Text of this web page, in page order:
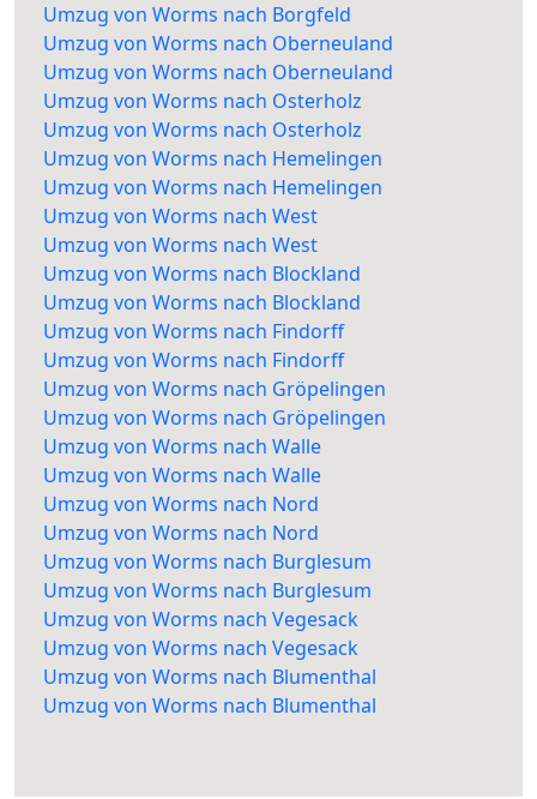
Umzug von Worms nach Borgfeld
Umzug von Worms nach Oberneuland
Umzug von Worms nach Oberneuland
Umzug von Worms nach Osterholz
Umzug von Worms nach Osterholz
Umzug von Worms nach Hemelingen
Umzug von Worms nach Hemelingen
Umzug von Worms nach West
Umzug von Worms nach West
Umzug von Worms nach Blockland
Umzug von Worms nach Blockland
Umzug von Worms nach Findorff
Umzug von Worms nach Findorff
Umzug von Worms nach Gröpelingen
Umzug von Worms nach Gröpelingen
Umzug von Worms nach Walle
Umzug von Worms nach Walle
Umzug von Worms nach Nord
Umzug von Worms nach Nord
Umzug von Worms nach Burglesum
Umzug von Worms nach Burglesum
Umzug von Worms nach Vegesack
Umzug von Worms nach Vegesack
Umzug von Worms nach Blumenthal
Umzug von Worms nach Blumenthal